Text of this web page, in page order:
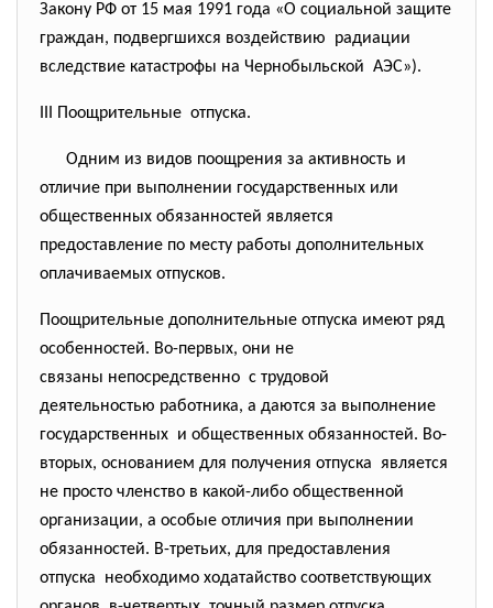
Закону РФ от 15 мая 1991 года «О социальной защите
граждан, подвергшихся воздействию радиации
вследствие катастрофы на Чернобыльской АЭС»).
III Поощрительные отпуска.
Одним из видов поощрения за активность и
отличие при выполнении государственных или
общественных обязанностей является
предоставление по месту работы дополнительных
оплачиваемых отпусков.
Поощрительные дополнительные отпуска имеют ряд
особенностей. Во-первых, они не
связаны непосредственно с трудовой
деятельностью работника, а даются за выполнение
государственных и общественных обязанностей. Во-
вторых, основанием для получения отпуска является
не просто членство в какой-либо общественной
организации, а особые отличия при выполнении
обязанностей. В-третьих, для предоставления
отпуска необходимо ходатайство соответствующих